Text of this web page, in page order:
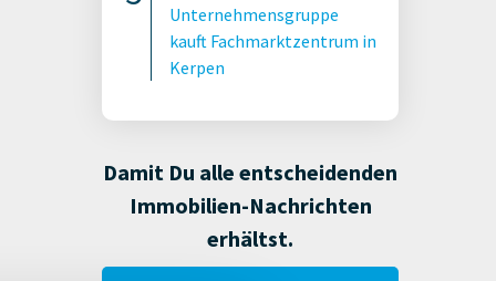
Unternehmensgruppe
kauft Fachmarktzentrum in
Kerpen
Damit Du alle entscheidenden
Immobilien-Nachrichten
erhältst.